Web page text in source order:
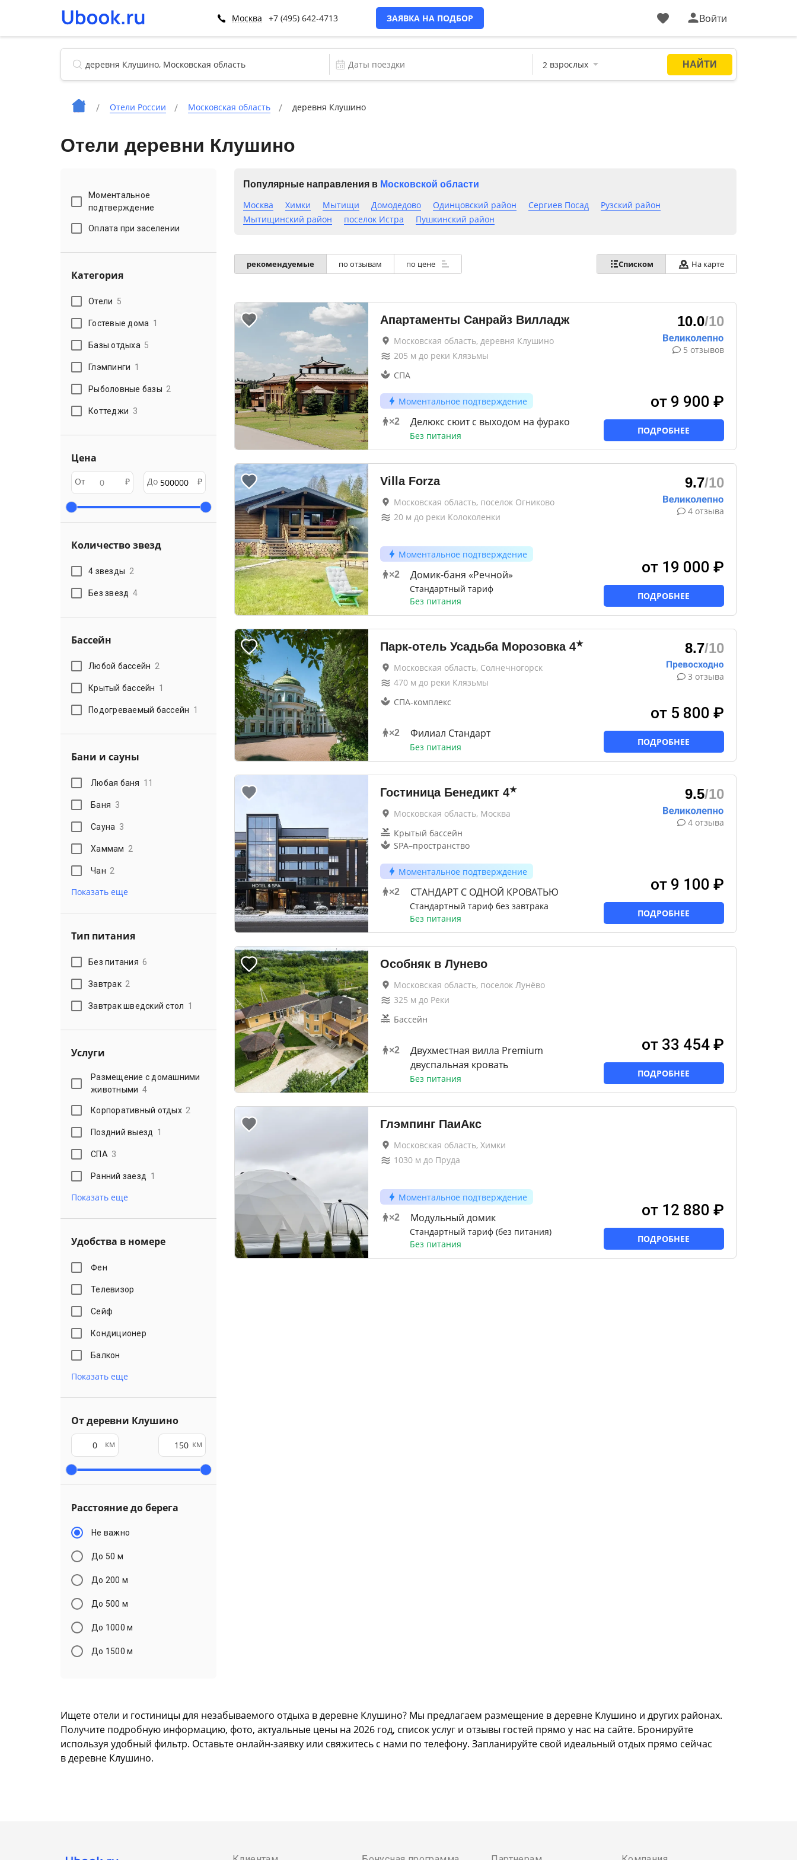
Москва +7 (495) 642-4713 ЗАЯВКА НА ПОДБОР Войти
Отели России Московская область деревня Клушино
Отели деревни Клушино
Моментальное
подтверждение
Оплата при заселении
Категория
Отели 5
Гостевые дома 1
Базы отдыха 5
Глэмпинги 1
Рыболовные базы 2
Коттеджи 3
Цена
От ₽ До ₽
Количество звезд
4 звезды 2
Без звезд 4
Бассейн
Любой бассейн 2
Крытый бассейн 1
Подогреваемый бассейн 1
Бани и сауны
Любая баня 11
Баня 3
Сауна 3
Хаммам 2
Чан 2
Показать еще
Тип питания
Без питания 6
Завтрак 2
Завтрак шведский стол 1
Услуги
Размещение с домашними
животными 4
Корпоративный отдых 2
Поздний выезд 1
СПА 3
Ранний заезд 1
Показать еще
Удобства в номере
Фен
Телевизор
Сейф
Кондиционер
Балкон
Показать еще
От деревни Клушино
км км
Расстояние до берега
Не важно
До 50 м
До 200 м
До 500 м
До 1000 м
До 1500 м
Популярные направления в Московской области
Москва Химки Мытищи Домодедово Одинцовский район Сергиев Посад
Рузский район
Мытищинский район
поселок Истра Пушкинский район
рекомендуемые по отзывам по цене Списком На карте
Апартаменты Санрайз Вилладж
Московская область, деревня Клушино
205 м до реки Клязьмы
СПА
Моментальное подтверждение
×2 Делюкс сюит с выходом на фурако
Без питания
10.0/10
5 отзывов
от 9 900 ₽
ПОДРОБНЕЕ
Villa Forza
Московская область, поселок Огниково
20м до реки Колоколенки
Моментальное подтверждение
×2 Домик-баня «Речной»
Стандартный тариф
Без питания
9.7/10
4 отзыва
от 19 000 ₽
ПОДРОБНЕЕ
Парк-отель Усадьба Морозовка 4★
Московская область, Солнечногорск
470м до реки Клязьмы
СПА-комплекс
×2 Филиал Стандарт
Без питания
8.7/10
3 отзыва
от 5 800 ₽
ПОДРОБНЕЕ
Гостиница Бенедикт 4★
Московская область, Москва
Крытый бассейн
SPA–пространство
Моментальное подтверждение
×2 СТАНДАРТ С ОДНОЙ КРОВАТЬЮ
Стандартный тариф без завтрака
Без питания
9.5/10
4 отзыва
от 9 100 ₽
ПОДРОБНЕЕ
Особняк в Лунево
Московская область, поселок Лунёво
325 м до Реки
Бассейн
×2
Двухместная вилла Premium
двуспальная кровать
Без питания
от 33 454 ₽
ПОДРОБНЕЕ
Глэмпинг ПаиАкс
Московская область, Химки
1030м до Пруда
Моментальное подтверждение
×2 Модульный домик
Стандартный тариф (без питания)
Без питания
от 12 880 ₽
ПОДРОБНЕЕ
Ищете отели и гостиницы для незабываемого отдыха в деревне Клушино? Мы предлагаем размещение в деревне Клушино и других районах.
Получите подробную информацию, фото, актуальные цены на 2026 год, список услуг и отзывы гостей прямо у нас на сайте. Бронируйте
используя удобный фильтр. Оставьте онлайн-заявку или свяжитесь с нами по телефону. Запланируйте свой идеальный отдых прямо сейчас
в деревне Клушино.